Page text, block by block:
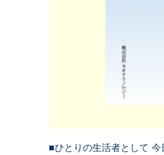
■ひとりの生活者として